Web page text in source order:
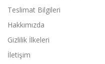
Teslimat Bilgileri
Hakkımızda
Gizlilik İlkeleri
İletişim